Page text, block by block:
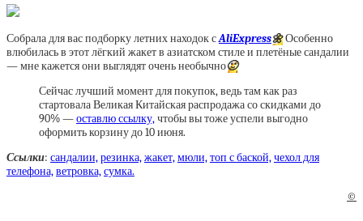
Собрала для вас подборку летних находок сAliExpress🌼Особенно
влюбилась в этот лёгкий жакет в азиатском стиле и плетёные сандалии
— мне кажется они выглядят очень необычно🙂
Сейчас лучший момент для покупок, ведь там как раз
стартовала Великая Китайская распродажа со скидками до
90% —оставлю ссылку,чтобы вы тоже успели выгодно
оформить корзину до 10 июня.
Ссылки: сандалии,резинка,жакет,мюли,топ с баской,чехол для
телефона,ветровка,сумка.
©